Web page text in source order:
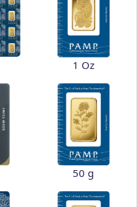
1 Oz
50 g